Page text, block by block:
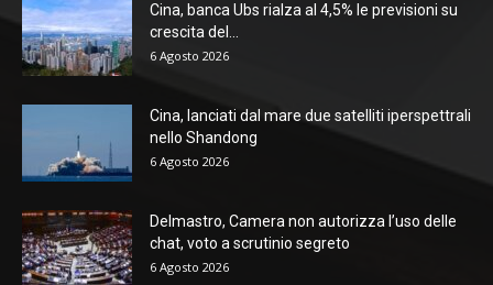
Cina, banca Ubs rialza al 4,5% le previsioni su
crescita del...
6 Agosto 2026
Cina, lanciati dal mare due satelliti iperspettrali
nello Shandong
6 Agosto 2026
Delmastro, Camera non autorizza l’uso delle
chat, voto a scrutinio segreto
6 Agosto 2026